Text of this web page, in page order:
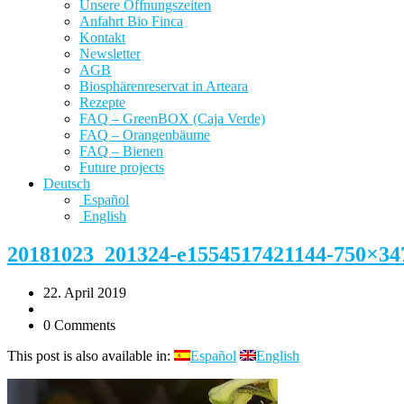
Unsere Öffnungszeiten
Anfahrt Bio Finca
Kontakt
Newsletter
AGB
Biosphärenreservat in Arteara
Rezepte
FAQ – GreenBOX (Caja Verde)
FAQ – Orangenbäume
FAQ – Bienen
Future projects
Deutsch
Español
English
20181023_201324-e1554517421144-
22. April 2019
0 Comments
This post is also available in:
Español English